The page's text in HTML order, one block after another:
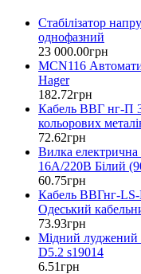
Стабілізатор
однофазний
23 000.00грн
MCN116
Hager
182.72грн
Кабель ВВГ нг-П
кольорових
72.62грн
Вилка електрична
16А/220В Білий
60.75грн
Кабель ВВГнг-
Одеський
73.93грн
Мідний луджений
D5.2 s19014
6.51грн